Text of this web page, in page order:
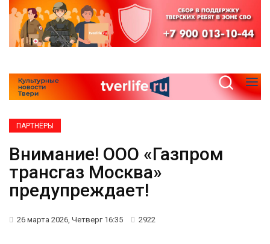
ПАРТНЁРЫ
Внимание! ООО «Газпром
трансгаз Москва»
предупреждает!
26 марта 2026, Четверг 16:35 2922